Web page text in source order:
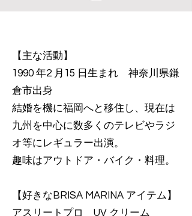
【主な活動】
1990 年2 月15 日生まれ 神奈川県鎌
倉市出身
結婚を機に福岡へと移住し、現在は
九州を中心に数多くのテレビやラジ
オ等にレギュラー出演。
趣味はアウトドア・バイク・料理。
​【好きなBRISA MARINA アイテム】
アスリートプロ UV クリーム